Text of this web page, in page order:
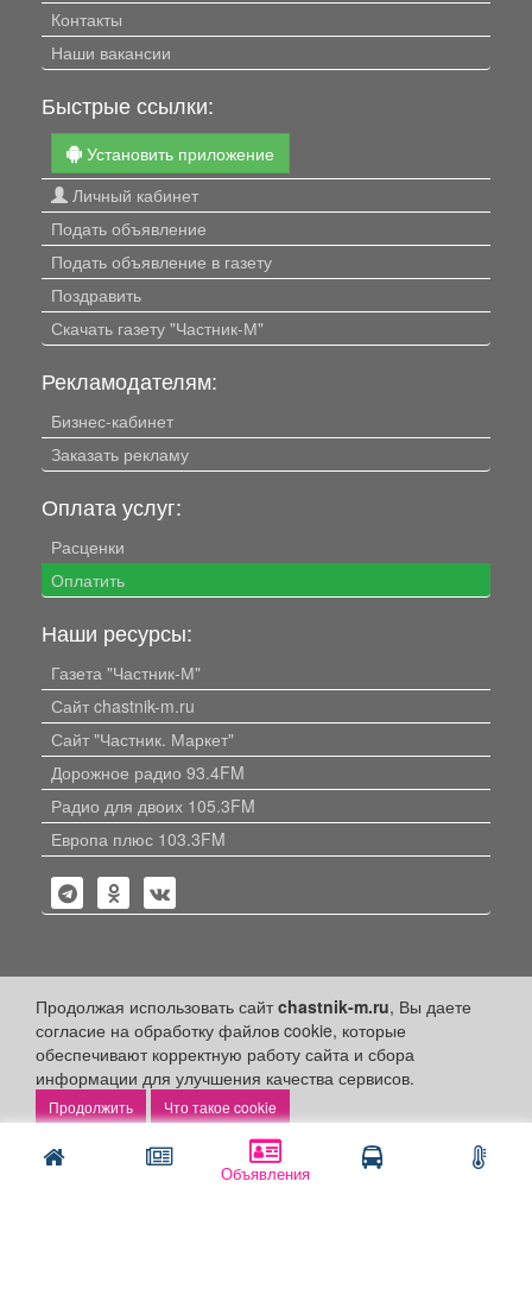
Объявления
Продолжая использовать сайтchastnik-m.ru, Вы даете
согласие на обработку файлов cookie, которые
обеспечивают корректную работу сайта и сбора
информации для улучшения качества сервисов.
Что такое cookie
Контакты
Наши вакансии
Быстрые ссылки:
Установить приложение
Личный кабинет
Подать объявление
Подать объявление в газету
Поздравить
Скачать газету "Частник-М"
Рекламодателям:
Бизнес-кабинет
Заказать рекламу
Оплата услуг:
Расценки
Оплатить
Наши ресурсы:
Газета "Частник-М"
Сайт chastnik-m.ru
Сайт "Частник. Маркет"
Дорожное радио 93.4FM
Радио для двоих 105.3FM
Европа плюс 103.3FM
Политика конфиденциальности
Публикации с пометкой «Реклама», «На правах рекламы»,
«Партнёрский проект» оплачены рекламодателем.
Редакция сайта не несет ответственности за достоверность
информации, содержащейся в рекламных материалах и
объявлениях.
+16 © 2006-2026 ООО "Частник-М"